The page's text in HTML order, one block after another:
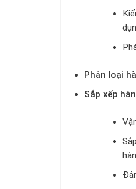
Phân loại
Sắp xếp